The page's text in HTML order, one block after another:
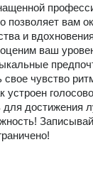
позволяет вам
и
ваш
чувство
устроен
достижения